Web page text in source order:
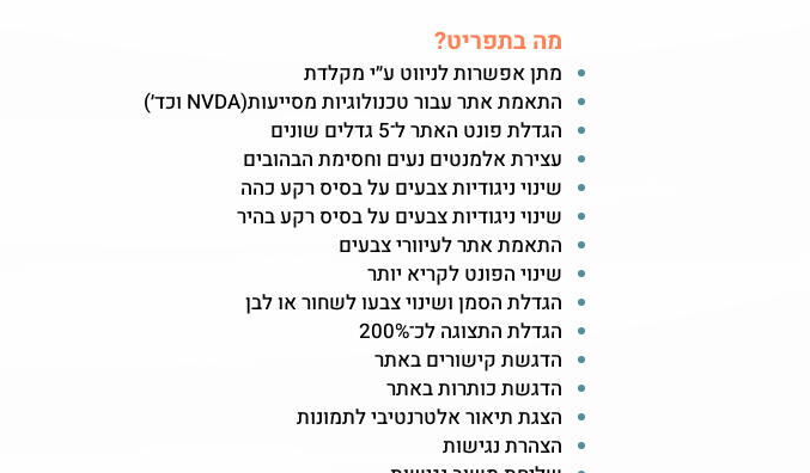
מה בתפריט?
מתן אפשרות לניווט ע״י מקלדת
התאמת אתר עבור טכנולוגיות מסייעות(NVDA וכד׳)
הגדלת פונט האתר ל־5 גדלים שונים
עצירת אלמנטים נעים וחסימת הבהובים
שינוי ניגודיות צבעים על בסיס רקע כהה
שינוי ניגודיות צבעים על בסיס רקע בהיר
התאמת אתר לעיוורי צבעים
שינוי הפונט לקריא יותר
הגדלת הסמן ושינוי צבעו לשחור או לבן
הגדלת התצוגה לכ־200%
הדגשת קישורים באתר
הדגשת כותרות באתר
הצגת תיאור אלטרנטיבי לתמונות
הצהרת נגישות